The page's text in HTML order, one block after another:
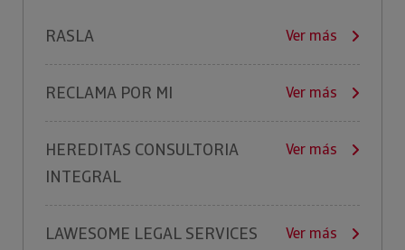
RASLA Ver más
RECLAMA POR MI Ver más
HEREDITAS CONSULTORIA
INTEGRAL
Ver más
LAWESOME LEGAL SERVICES Ver más